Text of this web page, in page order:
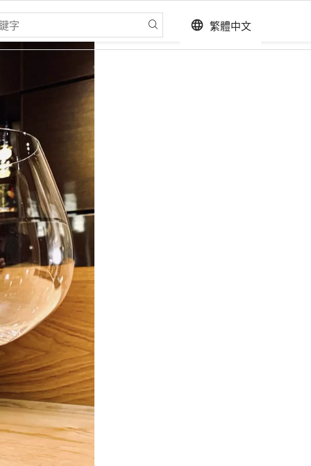
language 繁體中文